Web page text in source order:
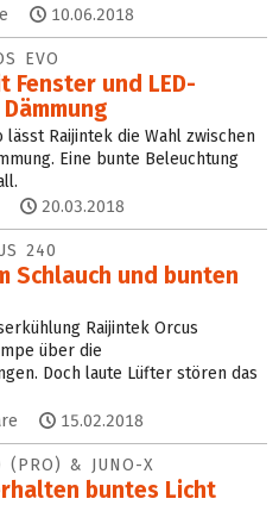
10.06.2018
EVO
Fenster und LED-
lässt Raijintek die Wahl zwischen
Eine bunte Beleuchtung
20.03.2018
240
Schlauch und bunten
Raijintek Orcus
über die
Doch laute Lüfter stören das
15.02.2018
(PRO) & JUNO-X
buntes Licht